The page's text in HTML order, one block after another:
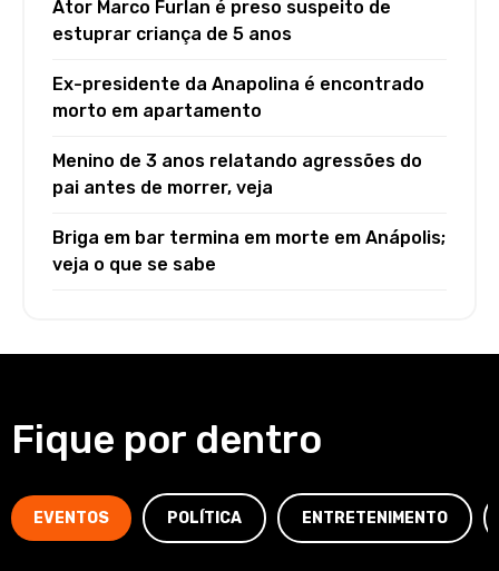
Ator Marco Furlan é preso suspeito de
estuprar criança de 5 anos
Ex-presidente da Anapolina é encontrado
morto em apartamento
Menino de 3 anos relatando agressões do
pai antes de morrer, veja
Briga em bar termina em morte em Anápolis;
veja o que se sabe
Fique por dentro
EVENTOS POLÍTICA ENTRETENIMENTO